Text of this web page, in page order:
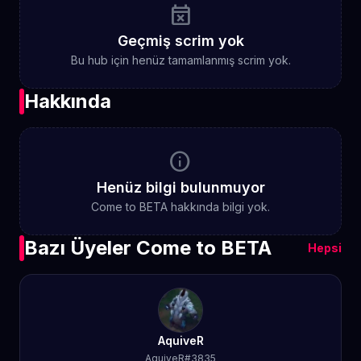
event_busy
Geçmiş scrim yok
Bu hub için henüz tamamlanmış scrim yok.
Hakkında
info
Henüz bilgi bulunmuyor
Come to BETA hakkında bilgi yok.
Bazı Üyeler Come to BETA Hepsi
AquiveR
AquiveR#3835